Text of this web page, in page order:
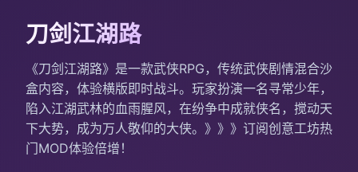
刀剑江湖路
《刀剑江湖路》是一款武侠RPG，传统武侠剧情混合沙
盒内容，体验横版即时战斗。玩家扮演一名寻常少年，
陷入江湖武林的血雨腥风，在纷争中成就侠名，搅动天
下大势，成为万人敬仰的大侠。》》》订阅创意工坊热
门MOD体验倍增！